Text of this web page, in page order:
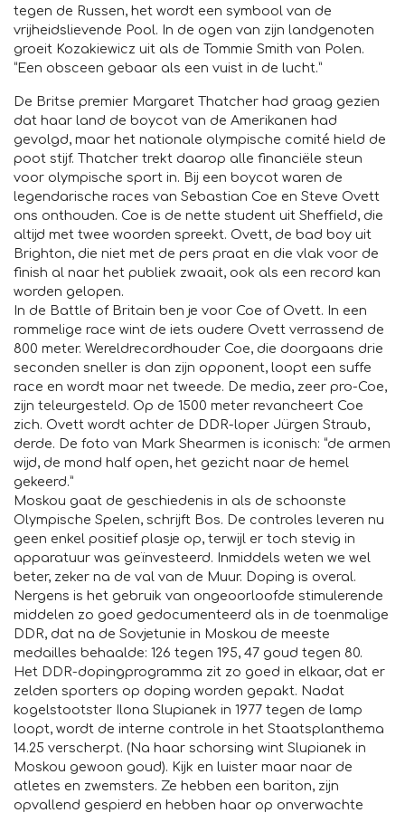
tegen de Russen, het wordt een symbool van de
vrijheidslievende Pool. In de ogen van zijn landgenoten
groeit Kozakiewicz uit als de Tommie Smith van Polen.
“Een obsceen gebaar als een vuist in de lucht.”
De Britse premier Margaret Thatcher had graag gezien
dat haar land de boycot van de Amerikanen had
gevolgd, maar het nationale olympische comité hield de
poot stijf. Thatcher trekt daarop alle financiële steun
voor olympische sport in. Bij een boycot waren de
legendarische races van Sebastian Coe en Steve Ovett
ons onthouden. Coe is de nette student uit Sheffield, die
altijd met twee woorden spreekt. Ovett, de bad boy uit
Brighton, die niet met de pers praat en die vlak voor de
finish al naar het publiek zwaait, ook als een record kan
worden gelopen.
In de Battle of Britain ben je voor Coe of Ovett. In een
rommelige race wint de iets oudere Ovett verrassend de
800 meter. Wereldrecordhouder Coe, die doorgaans drie
seconden sneller is dan zijn opponent, loopt een suffe
race en wordt maar net tweede. De media, zeer pro-Coe,
zijn teleurgesteld. Op de 1500 meter revancheert Coe
zich. Ovett wordt achter de DDR-loper Jürgen Straub,
derde. De foto van Mark Shearmen is iconisch: “de armen
wijd, de mond half open, het gezicht naar de hemel
gekeerd.”
Moskou gaat de geschiedenis in als de schoonste
Olympische Spelen, schrijft Bos. De controles leveren nu
geen enkel positief plasje op, terwijl er toch stevig in
apparatuur was geïnvesteerd. Inmiddels weten we wel
beter, zeker na de val van de Muur. Doping is overal.
Nergens is het gebruik van ongeoorloofde stimulerende
middelen zo goed gedocumenteerd als in de toenmalige
DDR, dat na de Sovjetunie in Moskou de meeste
medailles behaalde: 126 tegen 195, 47 goud tegen 80.
Het DDR-dopingprogramma zit zo goed in elkaar, dat er
zelden sporters op doping worden gepakt. Nadat
kogelstootster Ilona Slupianek in 1977 tegen de lamp
loopt, wordt de interne controle in het Staatsplanthema
14.25 verscherpt. (Na haar schorsing wint Slupianek in
Moskou gewoon goud). Kijk en luister maar naar de
atletes en zwemsters. Ze hebben een bariton, zijn
opvallend gespierd en hebben haar op onverwachte